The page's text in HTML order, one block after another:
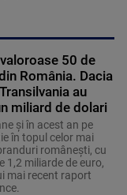
50 de
România. Dacia
au
miliard de dolari
și în acest an pe
în topul celor mai
românești, cu
1,2 miliarde de euro,
mai recent raport